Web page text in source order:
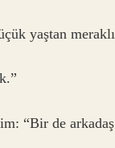
yaştan
“Bir de